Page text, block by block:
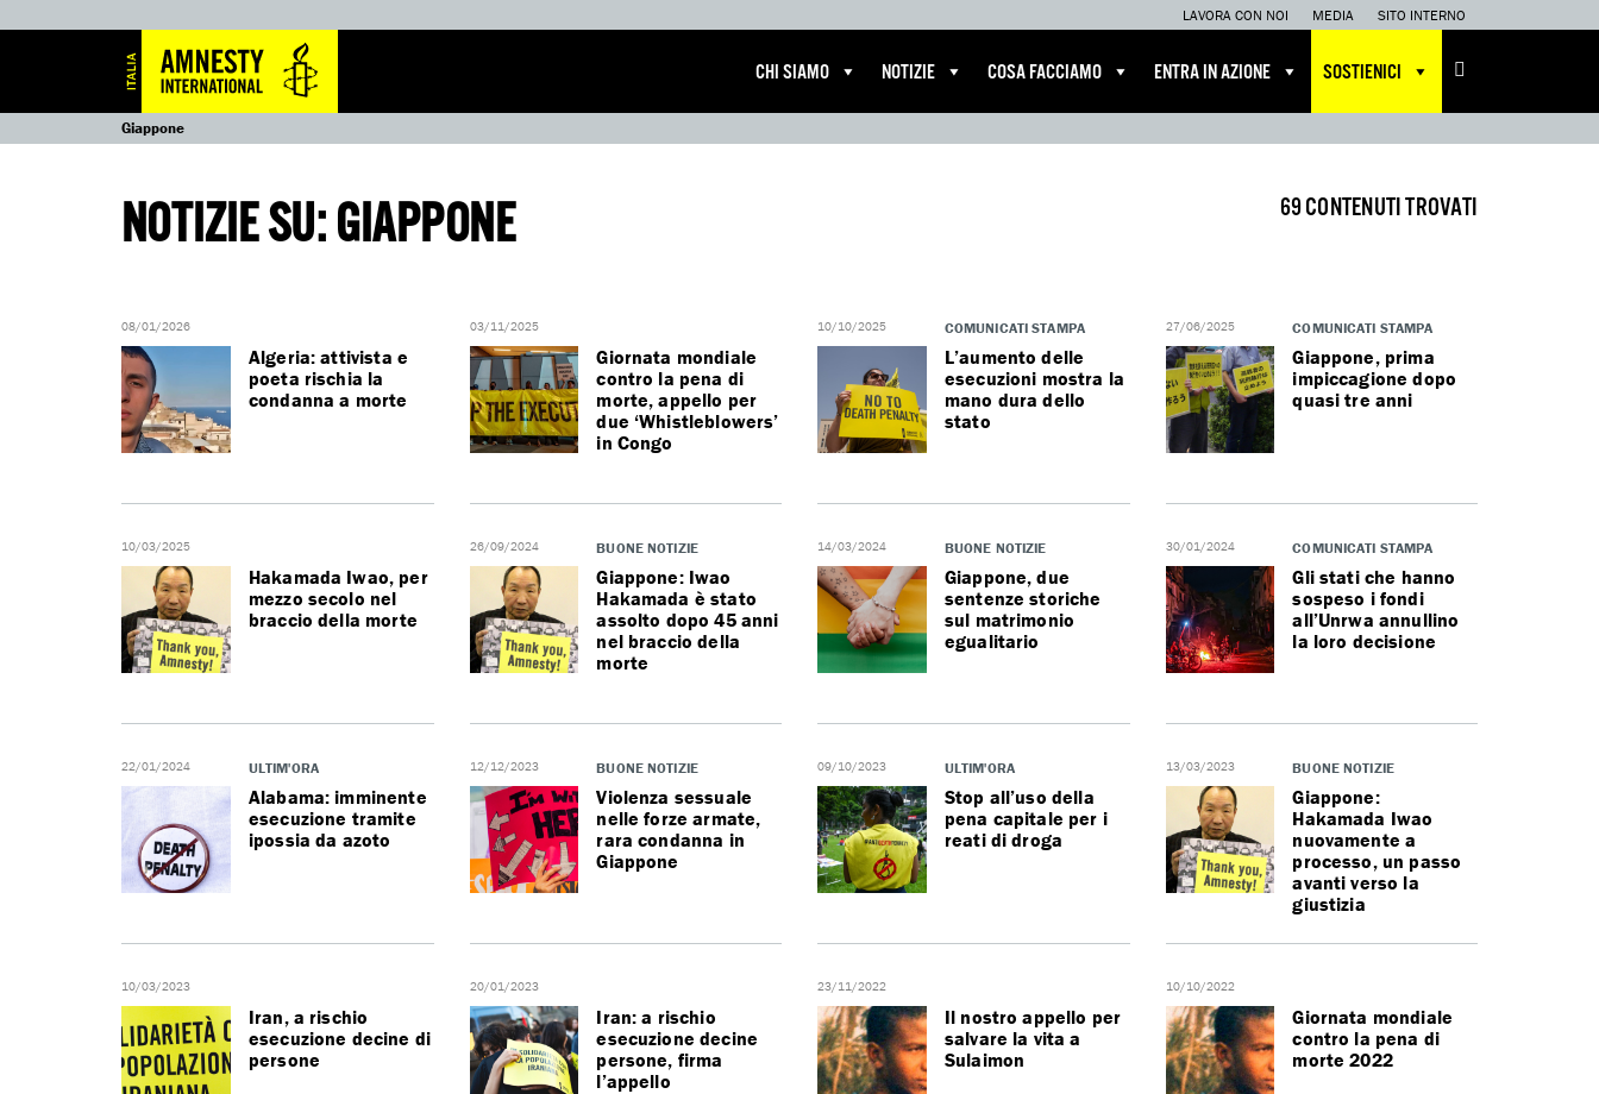
LAVORA CON NOI MEDIA SITO INTERNO
CHI SIAMO NOTIZIE COSA FACCIAMO ENTRA IN AZIONE SOSTIENICI
Giappone
NOTIZIE SU: GIAPPONE 69 CONTENUTI TROVATI
08/01/2026
Algeria: attivista e
poeta rischia la
condanna a morte
03/11/2025
Giornata mondiale
contro la pena di
morte, appello per
due ‘Whistleblowers’
in Congo
10/10/2025 COMUNICATI STAMPA
L’aumento delle
esecuzioni mostra la
mano dura dello
stato
27/06/2025 COMUNICATI STAMPA
Giappone, prima
impiccagione dopo
quasi tre anni
10/03/2025
Hakamada Iwao, per
mezzo secolo nel
braccio della morte
26/09/2024 BUONE NOTIZIE
Giappone: Iwao
Hakamada è stato
assolto dopo 45 anni
nel braccio della
morte
14/03/2024 BUONE NOTIZIE
Giappone, due
sentenze storiche
sul matrimonio
egualitario
30/01/2024 COMUNICATI STAMPA
Gli stati che hanno
sospeso i fondi
all’Unrwa annullino
la loro decisione
22/01/2024 ULTIM'ORA
Alabama: imminente
esecuzione tramite
ipossia da azoto
12/12/2023 BUONE NOTIZIE
Violenza sessuale
nelle forze armate,
rara condanna in
Giappone
09/10/2023 ULTIM'ORA
Stop all’uso della
pena capitale per i
reati di droga
13/03/2023 BUONE NOTIZIE
Giappone:
Hakamada Iwao
nuovamente a
processo, un passo
avanti verso la
giustizia
10/03/2023
Iran, a rischio
esecuzione decine di
persone
20/01/2023
Iran: a rischio
esecuzione decine
persone, firma
l’appello
23/11/2022
Il nostro appello per
salvare la vita a
Sulaimon
10/10/2022
Giornata mondiale
contro la pena di
morte 2022